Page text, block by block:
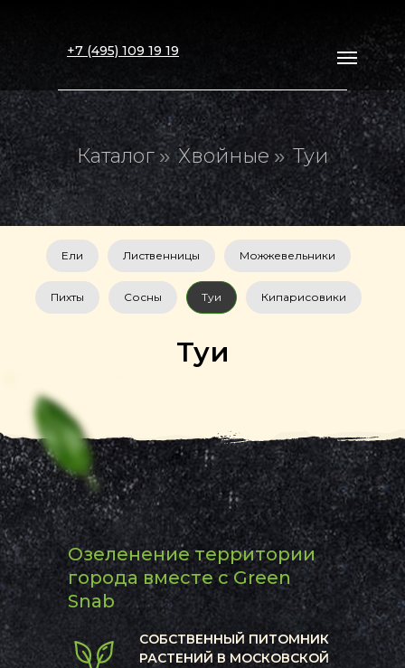
Примеры работ
Доставка
Рассчитать стоимость Контакты
+7 (495) 109 19 19
Главная
Каталог
Каталог » Хвойные » Туи
Ели Лиственницы Можжевельники
Пихты Сосны Туи Кипарисовики
Туи
Озеленение территории
города вместе с Green
Snab
СОБСТВЕННЫЙ ПИТОМНИК
РАСТЕНИЙ В МОСКОВСКОЙ